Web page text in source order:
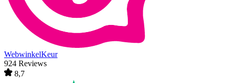
WebwinkelKeur
924 Reviews
8,7